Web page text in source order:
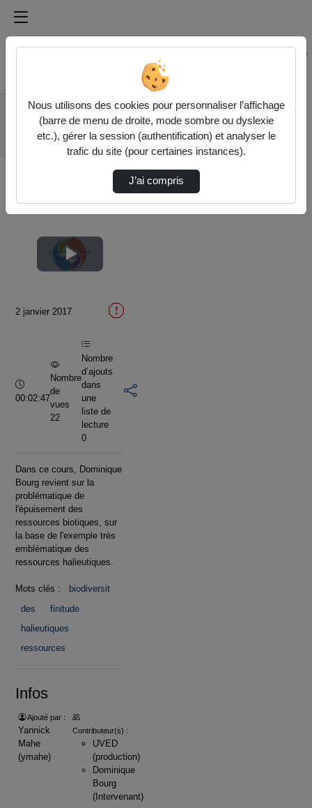
Médiathèque de l'université Paris
Rechercher un média sur Médiathèque de l'université
Accueil
Vidéos
1.4 La finitude des
ressources: les
ressourc…
Lire
la
vidéo
2 janvier 2017
Durée :
00:02:47
Nombre
de
vues
22
Nombre
d’ajouts
dans
une
liste de
lecture
0
Dans ce cours, Dominique
Bourg revient sur la
problématique de
l'épuisement des
ressources biotiques, sur
la base de l'exemple très
emblématique des
ressources halieutiques.
Mots clés :
biodiversit
des
finitude
halieutiques
ressources
Infos
Ajouté par :
Yannick
Mahe
(ymahe)
Contributeur(s) :
UVED
(production)
Dominique
Bourg
(Intervenant)
Nous utilisons des cookies pour personnaliser l’affichage
(barre de menu de droite, mode sombre ou dyslexie
etc.), gérer la session (authentification) et analyser le
trafic du site (pour certaines instances).
J’ai compris